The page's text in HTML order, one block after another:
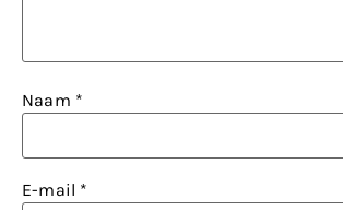
Naam *
E-mail *